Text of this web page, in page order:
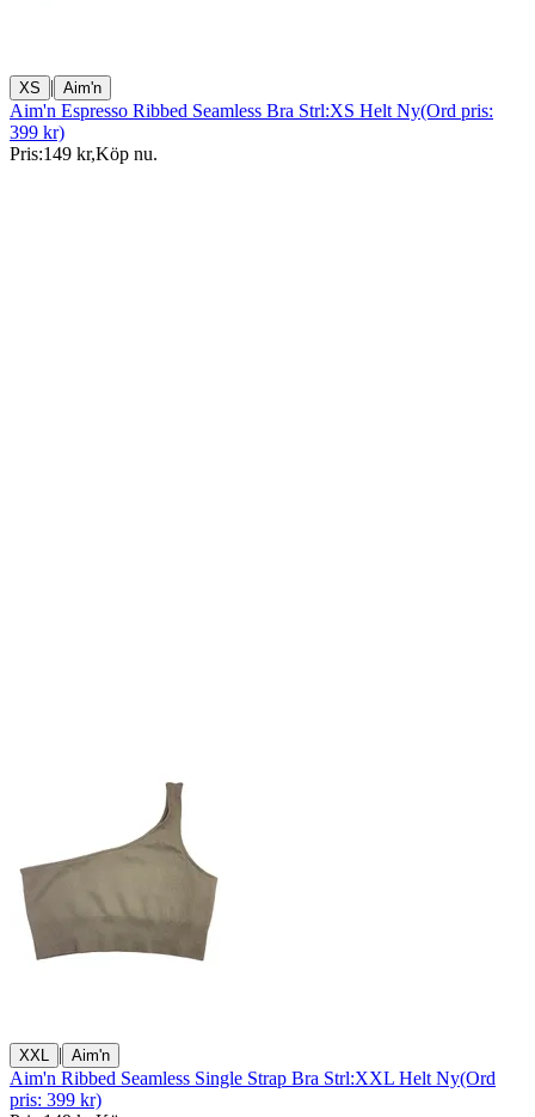
XS | Aim'n
Aim'n Espresso Ribbed Seamless Bra Strl:XS Helt Ny(Ord pris:
399 kr)
Pris:149 kr,Köp nu.
XXL | Aim'n
Aim'n Ribbed Seamless Single Strap Bra Strl:XXL Helt Ny(Ord
pris: 399 kr)